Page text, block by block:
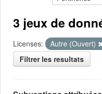
3 jeux de
Licenses: Autre (Ouvert)
Filtrer les resultats